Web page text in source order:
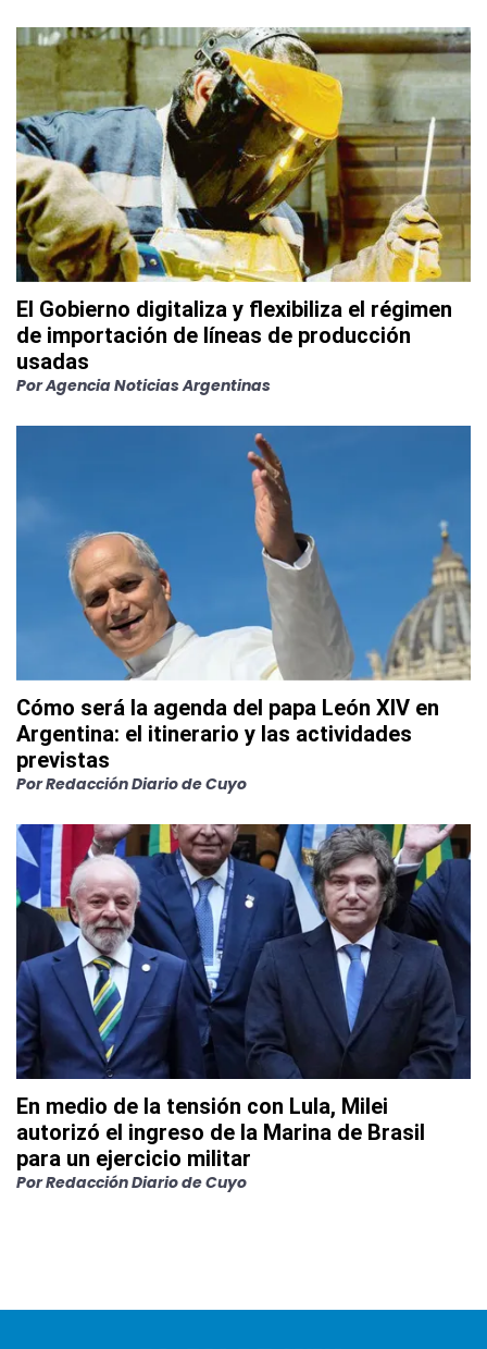
El Gobierno digitaliza y flexibiliza el régimen
de importación de líneas de producción
usadas
PorAgencia Noticias Argentinas
Cómo será la agenda del papa León XIV en
Argentina: el itinerario y las actividades
previstas
PorRedacción Diario de Cuyo
En medio de la tensión con Lula, Milei
autorizó el ingreso de la Marina de Brasil
para un ejercicio militar
PorRedacción Diario de Cuyo